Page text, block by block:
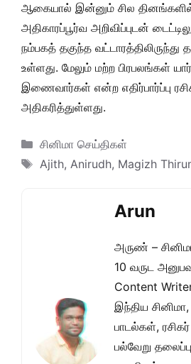
ஆகையால் இன்னும் சில
அதிகாரப்பூர்வ அறிவிப்புடன்
நம்பகத் தகுந்த வட்டாரத்திலிருந்து
உள்ளது. மேலும் மற்ற பிரபலங்கள்
இணைவார்கள் என்ற எதிர்பார்ப்பு
அதிகரித்துள்ளது.
Categories
சினிமா செய்திகள்
Tags
Ajith, Anirudh, Magizh
Arun
அருண் –
10 வருட
Content
இந்திய
பாடல்கள்,
பல்வேறு